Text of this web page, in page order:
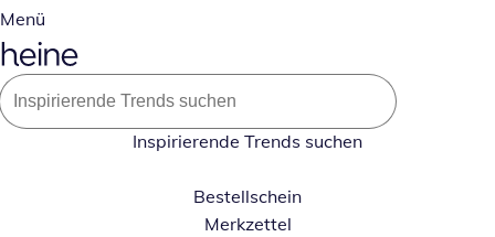
Menü
Inspirierende Trends suchen
Bestellschein
Merkzettel